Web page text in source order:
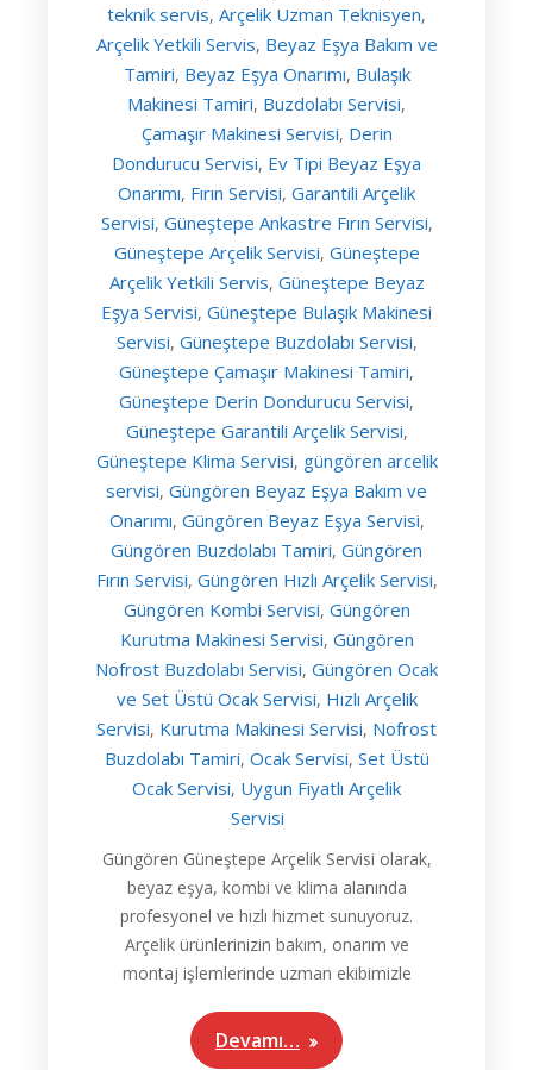
teknik servis, Arçelik Uzman Teknisyen,
Arçelik Yetkili Servis, Beyaz Eşya Bakım ve
Tamiri, Beyaz Eşya Onarımı, Bulaşık
Makinesi Tamiri, Buzdolabı Servisi,
Çamaşır Makinesi Servisi, Derin
Dondurucu Servisi, Ev Tipi Beyaz Eşya
Onarımı, Fırın Servisi, Garantili Arçelik
Servisi, Güneştepe Ankastre Fırın Servisi,
Güneştepe Arçelik Servisi, Güneştepe
Arçelik Yetkili Servis, Güneştepe Beyaz
Eşya Servisi, Güneştepe Bulaşık Makinesi
Servisi, Güneştepe Buzdolabı Servisi,
Güneştepe Çamaşır Makinesi Tamiri,
Güneştepe Derin Dondurucu Servisi,
Güneştepe Garantili Arçelik Servisi,
Güneştepe Klima Servisi, güngören arcelik
servisi, Güngören Beyaz Eşya Bakım ve
Onarımı, Güngören Beyaz Eşya Servisi,
Güngören Buzdolabı Tamiri, Güngören
Fırın Servisi, Güngören Hızlı Arçelik Servisi,
Güngören Kombi Servisi, Güngören
Kurutma Makinesi Servisi, Güngören
Nofrost Buzdolabı Servisi, Güngören Ocak
ve Set Üstü Ocak Servisi, Hızlı Arçelik
Servisi, Kurutma Makinesi Servisi, Nofrost
Buzdolabı Tamiri, Ocak Servisi, Set Üstü
Ocak Servisi, Uygun Fiyatlı Arçelik
Servisi
Güngören Güneştepe Arçelik Servisi olarak,
beyaz eşya, kombi ve klima alanında
profesyonel ve hızlı hizmet sunuyoruz.
Arçelik ürünlerinizin bakım, onarım ve
montaj işlemlerinde uzman ekibimizle
Devamı…